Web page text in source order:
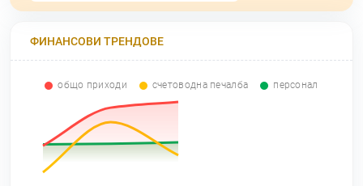
ФИНАНСОВИ ТРЕНДОВЕ
общо приходи счетоводна печалба персонал